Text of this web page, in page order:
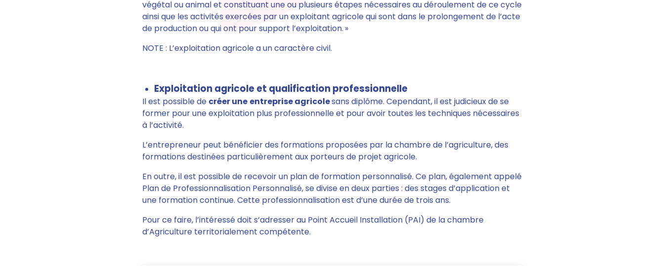
végétal ou animal et constituant une ou plusieurs étapes nécessaires au déroulement de ce cycle
ainsi que les activités exercées par un exploitant agricole qui sont dans le prolongement de l’acte
de production ou qui ont pour support l’exploitation. »
NOTE : L’exploitation agricole a un caractère civil.
Exploitation agricole et qualification professionnelle
Il est possible de créer une entreprise agricolesans diplôme. Cependant, il est judicieux de se
former pour une exploitation plus professionnelle et pour avoir toutes les techniques nécessaires
à l’activité.
L’entrepreneur peut bénéficier des formations proposées par la chambre de l’agriculture, des
formations destinées particulièrement aux porteurs de projet agricole.
En outre, il est possible de recevoir un plan de formation personnalisé. Ce plan, également appelé
Plan de Professionnalisation Personnalisé, se divise en deux parties : des stages d’application et
une formation continue. Cette professionnalisation est d’une durée de trois ans.
Pour ce faire, l’intéressé doit s’adresser au Point Accueil Installation (PAI) de la chambre
d’Agriculture territorialement compétente.